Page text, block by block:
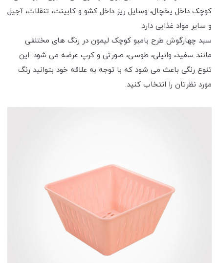
کوچک داخل یخچال، وسایل ریز داخل کشو و کابینت، تنقلات، آجیل
و سایر مواد غذایی دارد.
سبد چهارگوش طرح بامبو کوچک لیمون در رنگ های مختلفی
مانند سفید، وانیلی، طوسی، صورتی و کرپ عرضه می شود. این
تنوع رنگی باعث می شود که با توجه به علاقه خود بتوانید رنگ
مورد نظرتان را انتخاب کنید.